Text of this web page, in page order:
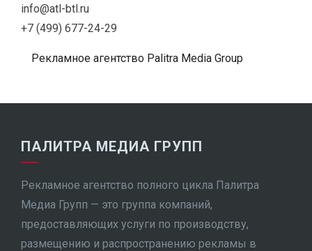
info@atl-btl.ru
+7 (499) 677-24-29
Рекламное агентство Palitra Media Group
ПАЛИТРА МЕДИА ГРУПП
Рекламное агентство полного цикла Палитра
Медиа Групп — это группа компаний,
предоставляющих услуги по производству,
размещению и распространению рекламы в